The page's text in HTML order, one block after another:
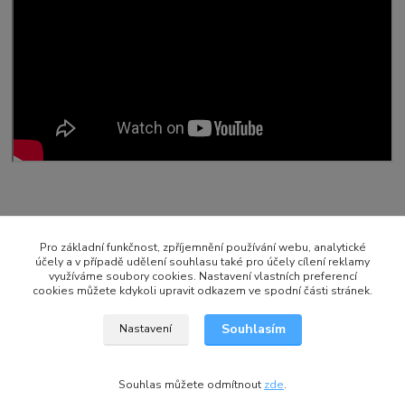
Zboží zařazeno v kategoriích
Přečerpávací stanice (WC)
Pro základní funkčnost, zpříjemnění používání webu, analytické
účely a v případě udělení souhlasu také pro účely cílení reklamy
využíváme soubory cookies. Nastavení vlastních preferencí
cookies můžete kdykoli upravit odkazem ve spodní části stránek.
Nastavení Souhlasím
Souhlas můžete odmítnout zde.